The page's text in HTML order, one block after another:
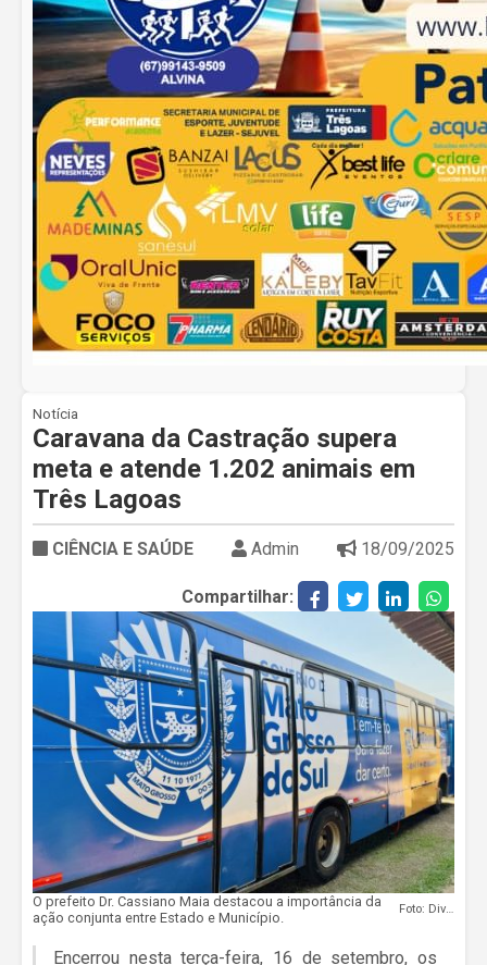
Notícia
Caravana da Castração supera
meta e atende 1.202 animais em
Três Lagoas
CIÊNCIA E SAÚDE Admin 18/09/2025
Compartilhar:
O prefeito Dr. Cassiano Maia destacou a importância da
ação conjunta entre Estado e Município.
Foto: Divulgação
Encerrou nesta terça-feira, 16 de setembro, os